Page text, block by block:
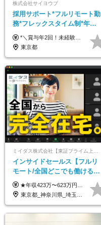
株式会社サイヨウブ
採用サポート*フルリモート勤
務*フレックスタイム制*年休
120日*土日祝休み*残業ほぼな
し*育児中社員8割以上
*＼賞与年2回！未経験から月給28万円スタート／* ◆月給28万～40万円＋賞与年2回＋各種インセンティブ ※経験・スキルを考慮の上、決定します ※試用期間6ヶ月間あり（期間中は月給26万円～になります。その他待遇等に差異はありません） ※月給には月35時間分の固定残業代含む（月5万4800円/超過分別途支給） ※ほとんどのメンバーが残業ゼロです！フレックスタイム制のため、自分の生活に合わせて調整できます。 ＼希望性で土曜日出勤あり／ お客様より「土曜日に応募者の対応をしてほしい」という ご要望を受けた際に、応募者対応⇒求職者との メッセージのやり取りなど、対応が発生する場合があります。 ※土曜日に出勤いただく場合は ・2時間稼働：4500円 ・4時間稼働：9000円 の給与が発生。勤務時間が4時間超えることは原則ありません。 短期間で高い給与をGETできるチャンスです♪
東京都
インサイドセールス【フルリ
モート/全国どこでも働ける】
未経験OK*土日祝休み*残業少
なめ*在宅勤務手当あり
★年収423万〜623万円のモデルあり（想定時間外手当10時間分含む） ★半年に一度ドカンと支給のボーナスあり（半年に1度最大150万円） 月給25万円〜＋各種手当＋インセンティブ ＊リモートワーク手当（4000円/月） ＊リモートワーク一時金（1万5000円） ＊残業手当全額支給 ※経験・スキルにより月給を決定します ※試用期間：2ヵ月あり。期間中の雇用形態・給与・待遇に変更はありません 《頑張りはインセンティブとして還元！》 当社は5段階の評価制度を導入。 半期に1回の評価で最高ランク（5点）を獲得したメンバーには、 150万円のインセンティブを支給！ これが半年に一度のインセンティブとして支給されるため、 成果を出した分だけまとまった収入を得られる仕組みです。 【固定残業代について】 なし（残業代は、実際の労働時間に応じて別途全額支給）
東京都_神奈川県_埼玉県_千葉県_大阪府_愛知県_北海道_青森県_岩手県_宮城県_秋田県_山形県_福島県_茨城県_栃木県_群馬県_新潟県_山梨県_長野県_富山県_石川県_福井県_静岡県_岐阜県_三重県_兵庫県_京都府_滋賀県_奈良県_和歌山県_広島県_岡山県_鳥取県_島根県_山口県_徳島県_香川県_愛媛県_高知県_福岡県_熊本県_佐賀県_長崎県_大分県_宮崎県_鹿児島県_沖縄県